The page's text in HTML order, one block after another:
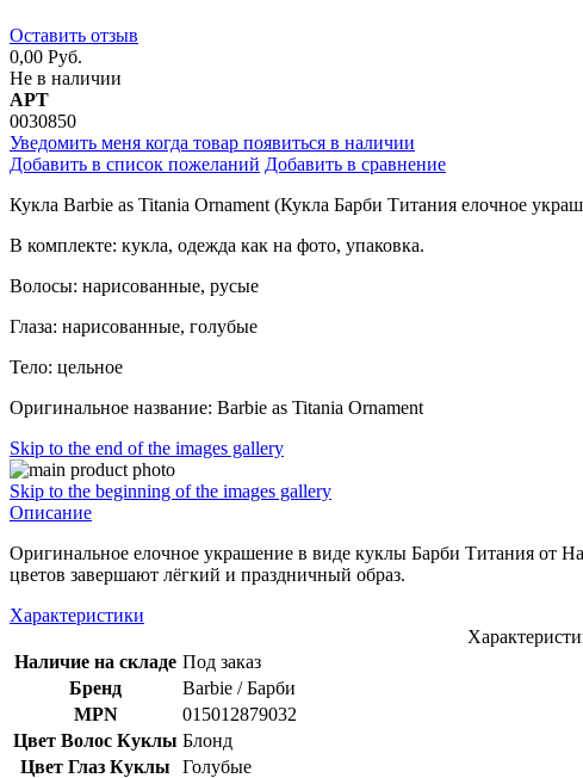
Оставить отзыв
0,00 Руб.
Не в наличии
АРТ
0030850
Уведомить меня когда товар появиться в наличии
Добавить в список пожеланий Добавить в сравнение
Кукла Barbie as Titania Ornament (Кукла Барби Титания елочное
В комплекте: кукла, одежда как на фото, упаковка.
Волосы: нарисованные, русые
Глаза: нарисованные, голубые
Тело: цельное
Оригинальное название: Barbie as Titania Ornament
Skip to the end of the images gallery
Skip to the beginning of the images gallery
Описание
Оригинальное елочное украшение в виде куклы Барби Титания от
цветов завершают лёгкий и праздничный образ.
Характеристики
Наличие на складе Под заказ
Бренд
Barbie / Барби
MPN
015012879032
Цвет Волос Куклы Блонд
Цвет Глаз Куклы
Голубые